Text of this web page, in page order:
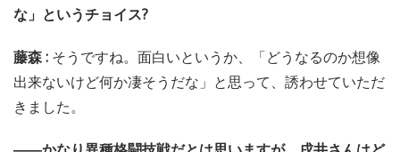
な」というチョイス?
藤森 : そうですね。面白いというか、「どうなるのか想像
出来ないけど何か凄そうだな」と思って、誘わせていただ
きました。